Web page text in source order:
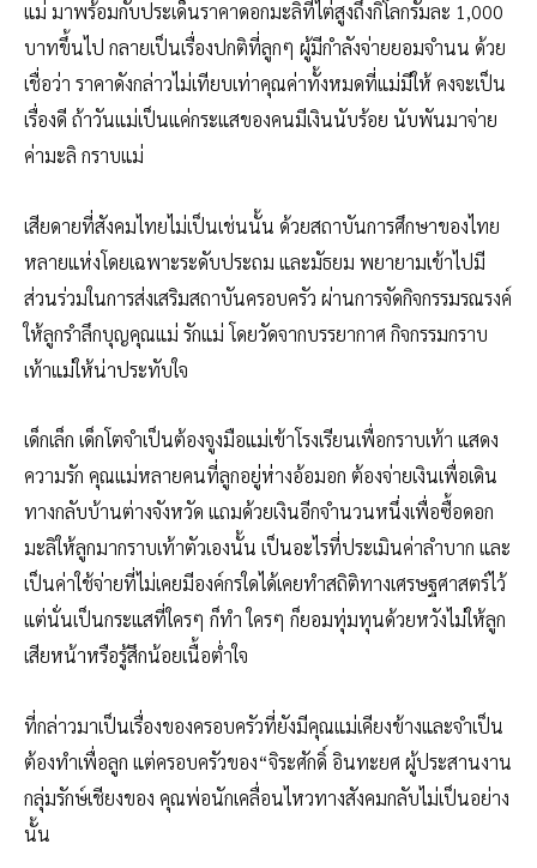
แม่ มาพร้อมกับประเด็นราคาดอกมะลิที่ไต่สูงถึงกิโลกรัมละ 1,000
บาทขึ้นไป กลายเป็นเรื่องปกติที่ลูกๆ ผู้มีกำลังจ่ายยอมจำนน ด้วย
เชื่อว่า ราคาดังกล่าวไม่เทียบเท่าคุณค่าทั้งหมดที่แม่มีให้ คงจะเป็น
เรื่องดี ถ้าวันแม่เป็นแค่กระแสของคนมีเงินนับร้อย นับพันมาจ่าย
ค่ามะลิ กราบแม่
เสียดายที่สังคมไทยไม่เป็นเช่นนั้น ด้วยสถาบันการศึกษาของไทย
หลายแห่งโดยเฉพาะระดับประถม และมัธยม พยายามเข้าไปมี
ส่วนร่วมในการส่งเสริมสถาบันครอบครัว ผ่านการจัดกิจกรรมรณรงค์
ให้ลูกรำลึกบุญคุณแม่ รักแม่ โดยวัดจากบรรยากาศ กิจกรรมกราบ
เท้าแม่ให้น่าประทับใจ
เด็กเล็ก เด็กโตจำเป็นต้องจูงมือแม่เข้าโรงเรียนเพื่อกราบเท้า แสดง
ความรัก คุณแม่หลายคนที่ลูกอยู่ห่างอ้อมอก ต้องจ่ายเงินเพื่อเดิน
ทางกลับบ้านต่างจังหวัด แถมด้วยเงินอีกจำนวนหนึ่งเพื่อซื้อดอก
มะลิให้ลูกมากราบเท้าตัวเองนั้น เป็นอะไรที่ประเมินค่าลำบาก และ
เป็นค่าใช้จ่ายที่ไม่เคยมีองค์กรใดได้เคยทำสถิติทางเศรษฐศาสตร์ไว้
แต่นั่นเป็นกระแสที่ใครๆ ก็ทำ ใครๆ ก็ยอมทุ่มทุนด้วยหวังไม่ให้ลูก
เสียหน้าหรือรู้สึกน้อยเนื้อต่ำใจ
ที่กล่าวมาเป็นเรื่องของครอบครัวที่ยังมีคุณแม่เคียงข้างและจำเป็น
ต้องทำเพื่อลูก แต่ครอบครัวของ“จิระศักดิ์ อินทะยศ ผู้ประสานงาน
กลุ่มรักษ์เชียงของ คุณพ่อนักเคลื่อนไหวทางสังคมกลับไม่เป็นอย่าง
นั้น